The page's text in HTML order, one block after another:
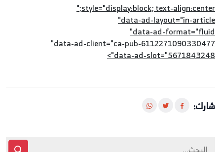
style="display:block; text-align:center;"
data-ad-layout="in-article"
data-ad-format="fluid"
data-ad-client="ca-pub-6112271090330477"
data-ad-slot="5671843248">
شارك: